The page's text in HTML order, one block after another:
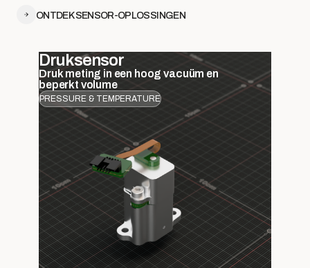
ONTDEK SENSOR-OPLOSSINGEN
Druksensor
Druk meting in een hoog vacuüm en
beperkt volume
PRESSURE & TEMPERATURE